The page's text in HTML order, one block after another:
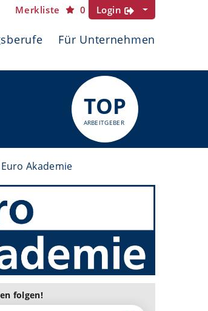
Merkliste 0 Login
Für Unternehmen
TOP
ARBEITGEBER
Akademie
folgen!